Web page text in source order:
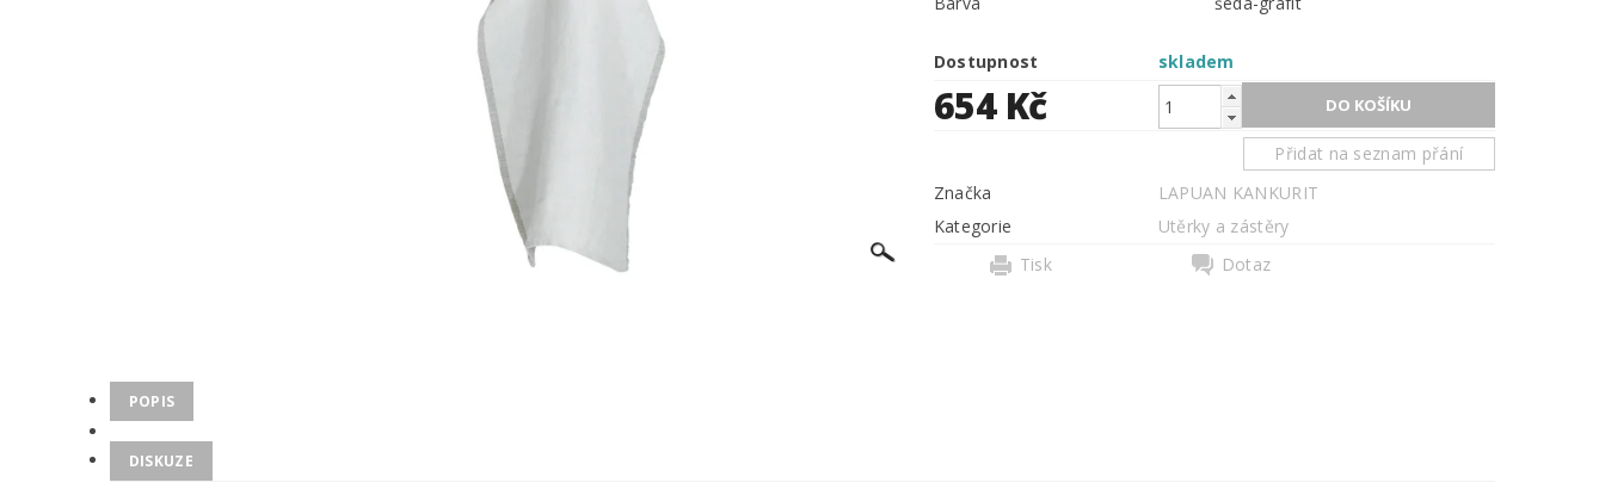
Dostupnost skladem
654 Kč
Přidat na seznam přání
Značka
LAPUAN KANKURIT
Kategorie
Utěrky a zástěry
Tisk
Dotaz
POPIS
DISKUZE